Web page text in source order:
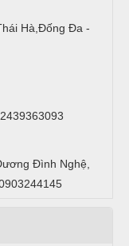
Hà,Đống Đa -
Đình Nghệ,